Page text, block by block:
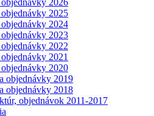
2026
2025
2024
2023
2022
2021
2020
objednávky 2019
objednávky 2018
objednávok 2011-2017